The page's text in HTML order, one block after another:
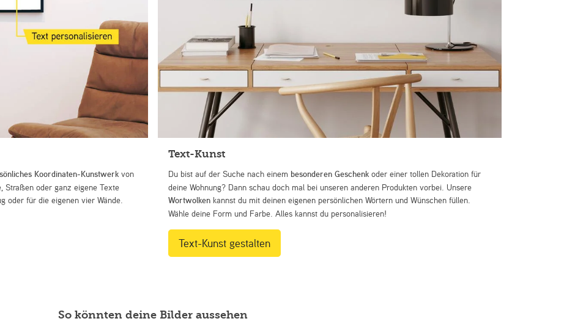
Koordinaten-Kunstwerk von
Straßen oder ganz eigene Texte
oder für die eigenen vier Wände.
Text-Kunst
Du bist auf der Suche nach einem besonderen Geschenk oder einer tollen Dekoration für
deine Wohnung? Dann schau doch mal bei unseren anderen Produkten vorbei. Unsere
Wortwolken kannst du mit deinen eigenen persönlichen Wörtern und Wünschen füllen.
Wähle deine Form und Farbe. Alles kannst du personalisieren!
Text-Kunst gestalten
So könnten deine Bilder aussehen